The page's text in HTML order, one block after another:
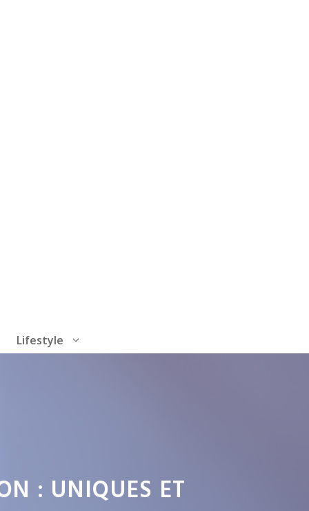
Lifestyle
: UNIQUES ET